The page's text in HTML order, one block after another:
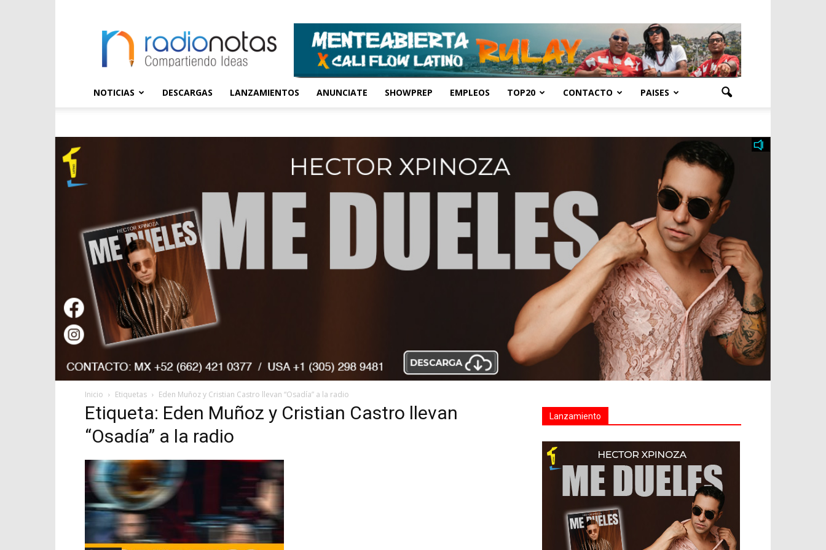
NOTICIAS DESCARGAS LANZAMIENTOS ANUNCIATE SHOWPREP EMPLEOS TOP20 CONTACTO PAISES
Inicio Etiquetas Eden Muñoz y Cristian Castro llevan “Osadía” a la radio
Etiqueta: Eden Muñoz y Cristian Castro llevan
“Osadía” a la radio
Lanzamiento